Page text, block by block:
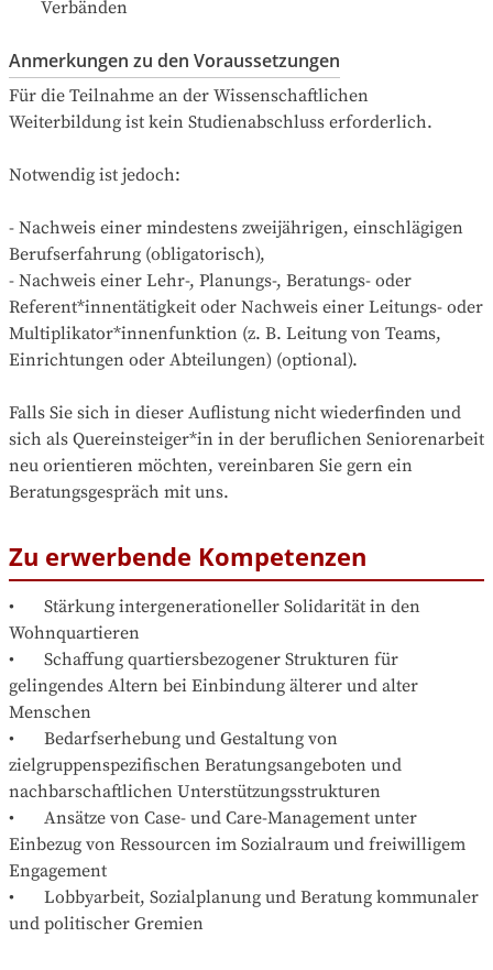
Verbänden
Anmerkungen zu den Voraussetzungen
Für die Teilnahme an der Wissenschaftlichen
Weiterbildung ist kein Studienabschluss erforderlich.
Notwendig ist jedoch:
- Nachweis einer mindestens zweijährigen, einschlägigen
Berufserfahrung (obligatorisch),
- Nachweis einer Lehr-, Planungs-, Beratungs- oder
Referent*innentätigkeit oder Nachweis einer Leitungs- oder
Multiplikator*innenfunktion (z. B. Leitung von Teams,
Einrichtungen oder Abteilungen) (optional).
Falls Sie sich in dieser Auflistung nicht wiederfinden und
sich als Quereinsteiger*in in der beruflichen Seniorenarbeit
neu orientieren möchten, vereinbaren Sie gern ein
Beratungsgespräch mit uns.
Zu erwerbende Kompetenzen
•	Stärkung intergenerationeller Solidarität in den
Wohnquartieren
•	Schaffung quartiersbezogener Strukturen für
gelingendes Altern bei Einbindung älterer und alter
Menschen
•	Bedarfserhebung und Gestaltung von
zielgruppenspezifischen Beratungsangeboten und
nachbarschaftlichen Unterstützungsstrukturen
•	Ansätze von Case- und Care-Management unter
Einbezug von Ressourcen im Sozialraum und freiwilligem
Engagement
•	Lobbyarbeit, Sozialplanung und Beratung kommunaler
und politischer Gremien